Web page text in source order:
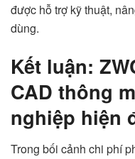
được hỗ trợ kỹ thuật,
dùng.
Kết luận:
CAD thông
nghiệp hiện
Trong bối cảnh chi phí